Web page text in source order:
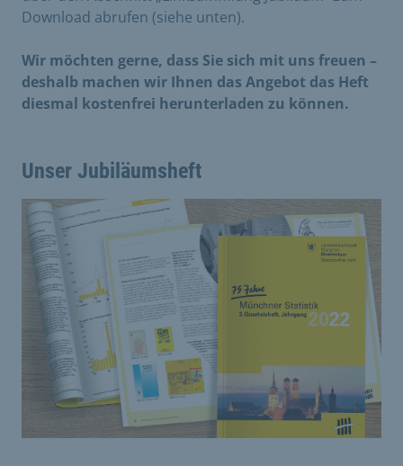
Download abrufen (siehe unten).
Wir möchten gerne, dass Sie sich mit uns freuen –
deshalb machen wir Ihnen das Angebot das Heft
diesmal kostenfrei herunterladen zu können.
Unser Jubiläumsheft